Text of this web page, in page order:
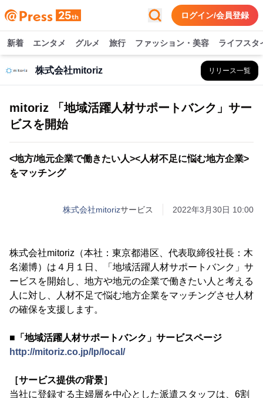
ログイン/会員登録
新着 エンタメ グルメ 旅行 ファッション・美容 ライフスタ
株式会社mitoriz リリース一覧
mitoriz 「地域活躍人材サポートバンク」サー
ビスを開始
<地方/地元企業で働きたい人><人材不足に悩む地方企業>
をマッチング
株式会社mitorizサービス 2022年3月30日 10:00
株式会社mitoriz（本社：東京都港区、代表取締役社長：木
名瀬博）は４月１日、「地域活躍人材サポートバンク」サ
ービスを開始し、地方や地元の企業で働きたい人と考える
人に対し、人材不足で悩む地方企業をマッチングさせ人材
の確保を支援します。
■「地域活躍人材サポートバンク」サービスページ
http://mitoriz.co.jp/lp/local/
［サービス提供の背景］
当社に登録する主婦層を中心とした派遣スタッフは、6割